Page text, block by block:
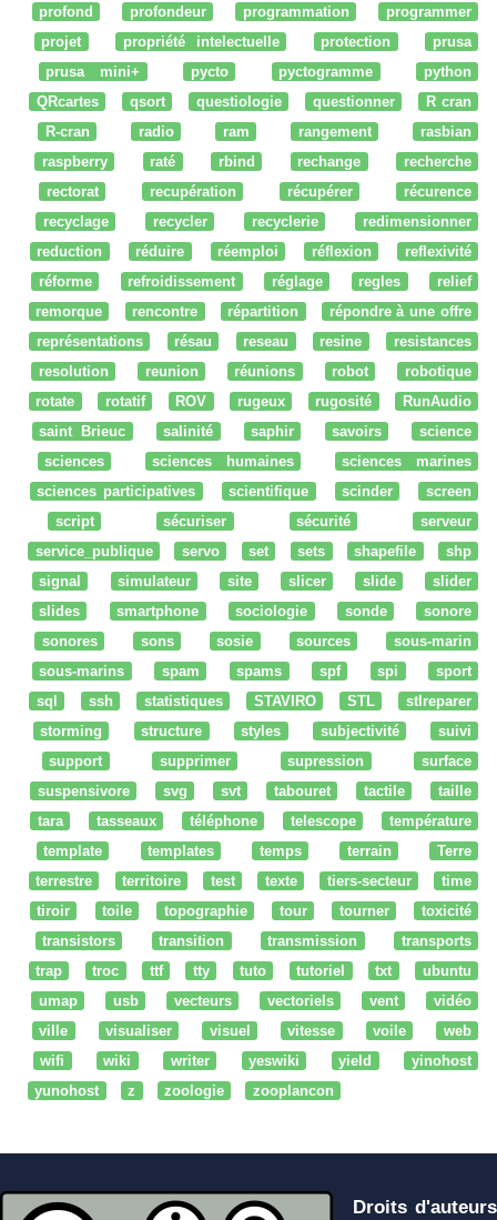
profond
profondeur programmation
programmer
projet
propriété intelectuelle protection
prusa
prusa mini+
pycto pyctogramme
python
QRcartes
qsort questiologie questionner
R cran
R-cran
radio ram rangement
rasbian
raspberry
raté rbind rechange
recherche
rectorat
recupération récupérer
récurence
recyclage
recycler recyclerie
redimensionner
reduction
réduire réemploi réflexion
reflexivité
réforme
refroidissement réglage regles
relief
remorque
rencontre répartition
répondre à une offre
représentations
résau reseau resine
resistances
resolution
reunion réunions robot
robotique
rotate
rotatif ROV rugeux rugosité
RunAudio
saint Brieuc
salinité saphir savoirs
science
sciences
sciences humaines
sciences marines
sciences participatives
scientifique scinder
screen
script
sécuriser sécurité
serveur
service_publique
servo set sets shapefile
shp
signal
simulateur site slicer slide
slider
slides
smartphone sociologie sonde
sonore
sonores
sons sosie sources
sous-marin
sous-marins
spam spams spf spi
sport
sql
ssh statistiques STAVIRO STL
stlreparer
storming
structure styles subjectivité
suivi
support
supprimer supression
surface
suspensivore
svg svt tabouret tactile
taille
tara
tasseaux téléphone telescope
température
template
templates temps terrain
Terre
terrestre
territoire test texte tiers-secteur
time
tiroir
toile topographie tour tourner
toxicité
transistors
transition transmission
transports
trap
troc ttf tty tuto tutoriel txt
ubuntu
umap
usb vecteurs vectoriels vent
vidéo
ville
visualiser visuel vitesse voile
web
wifi
wiki writer yeswiki yield
yinohost
yunohost
z zoologie zooplancon
Droits d'auteurs